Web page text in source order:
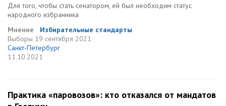
Для того, чтобы стать сенатором, ей был необходим статус
народного избранника
Мнение
Избирательные стандарты
Выборы 19 сентября 2021
Санкт-Петербург
11.10.2021
Практика «паровозов»: кто отказался от мандатов